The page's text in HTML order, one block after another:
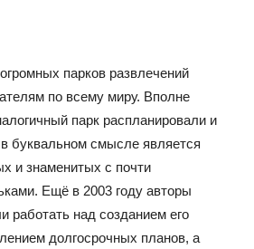
парков развлечений
по всему миру. Вполне
парк распланировали и
буквальном смысле является
и знаменитых с почти
Ещё в 2003 году авторы
работать над созданием его
долгосрочных планов, а